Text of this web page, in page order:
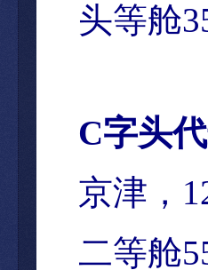
头等舱
C字头
京津，
二等舱